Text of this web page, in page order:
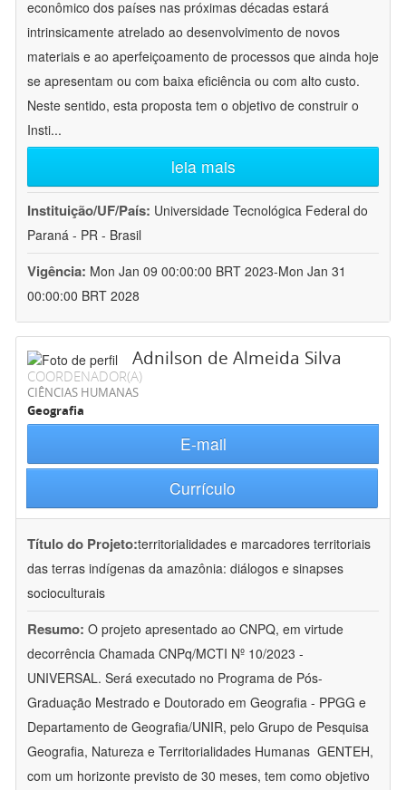
econômico dos países nas próximas décadas estará
intrinsicamente atrelado ao desenvolvimento de novos
materiais e ao aperfeiçoamento de processos que ainda hoje
se apresentam ou com baixa eficiência ou com alto custo.
Neste sentido, esta proposta tem o objetivo de construir o
Insti...
leia mais
Instituição/UF/País: Universidade Tecnológica Federal do
Paraná - PR - Brasil
Vigência: Mon Jan 09 00:00:00 BRT 2023-Mon Jan 31
00:00:00 BRT 2028
Adnilson de Almeida Silva
COORDENADOR(A)
CIÊNCIAS HUMANAS
Geografia
E-mail
Currículo
Título do Projeto:territorialidades e marcadores territoriais
das terras indígenas da amazônia: diálogos e sinapses
socioculturais
Resumo: O projeto apresentado ao CNPQ, em virtude
decorrência Chamada CNPq/MCTI Nº 10/2023 -
UNIVERSAL. Será executado no Programa de Pós-
Graduação Mestrado e Doutorado em Geografia - PPGG e
Departamento de Geografia/UNIR, pelo Grupo de Pesquisa
Geografia, Natureza e Territorialidades Humanas  GENTEH,
com um horizonte previsto de 30 meses, tem como objetivo